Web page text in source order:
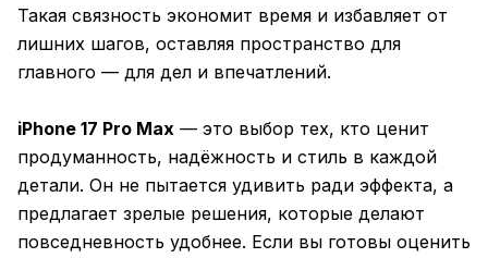
Такая связность экономит время и избавляет от
лишних шагов, оставляя пространство для
главного — для дел и впечатлений.
iPhone 17 Pro Max — это выбор тех, кто ценит
продуманность, надёжность и стиль в каждой
детали. Он не пытается удивить ради эффекта, а
предлагает зрелые решения, которые делают
повседневность удобнее. Если вы готовы оценить